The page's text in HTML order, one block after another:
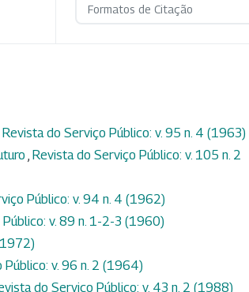
Formatos de Citação
Revista do Serviço Público: v. 95 n. 4 (1963)
Revista do Serviço Público: v. 105 n. 2
Público: v. 94 n. 4 (1962)
v. 89 n. 1-2-3 (1960)
Público: v. 96 n. 2 (1964)
do Serviço Público: v. 43 n. 2 (1988)